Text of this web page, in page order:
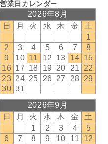
営業日カレンダー
2026年8月
日
月 火 水 木 金
土
1
2
3 4 5 6 7
8
9
10 11 12 13 14
15
16 17 18 19 20 21
22
23 24 25 26 27 28
29
30 31
2026年9月
日
月 火 水 木 金
土
1
2 3 4
5
6
7 8 9 10 11
12